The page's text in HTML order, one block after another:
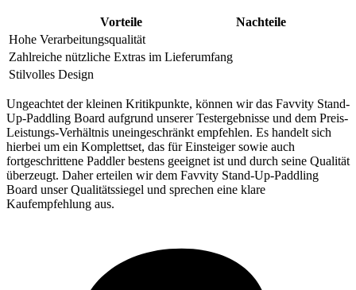
Vorteile
Nachteile
Hohe Verarbeitungsqualität
Zahlreiche nützliche Extras im Lieferumfang
Stilvolles Design
Ungeachtet der kleinen Kritikpunkte, können wir das Favvity Stand-
Up-Paddling Board aufgrund unserer Testergebnisse und dem Preis-
Leistungs-Verhältnis uneingeschränkt empfehlen. Es handelt sich
hierbei um ein Komplettset, das für Einsteiger sowie auch
fortgeschrittene Paddler bestens geeignet ist und durch seine Qualität
überzeugt. Daher erteilen wir dem Favvity Stand-Up-Paddling
Board unser Qualitätssiegel und sprechen eine klare
Kaufempfehlung aus.